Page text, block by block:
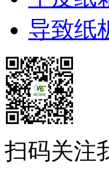
导致纸
扫码关注